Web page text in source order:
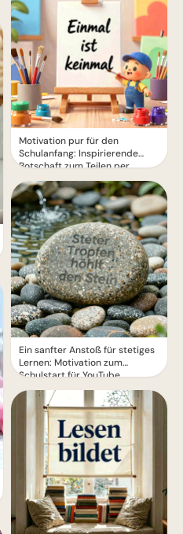
Motivation pur für den
Schulanfang: Inspirierende
Botschaft zum Teilen per
WhatsApp!
Ein sanfter Anstoß für stetiges
Lernen: Motivation zum
Schulstart für YouTube.